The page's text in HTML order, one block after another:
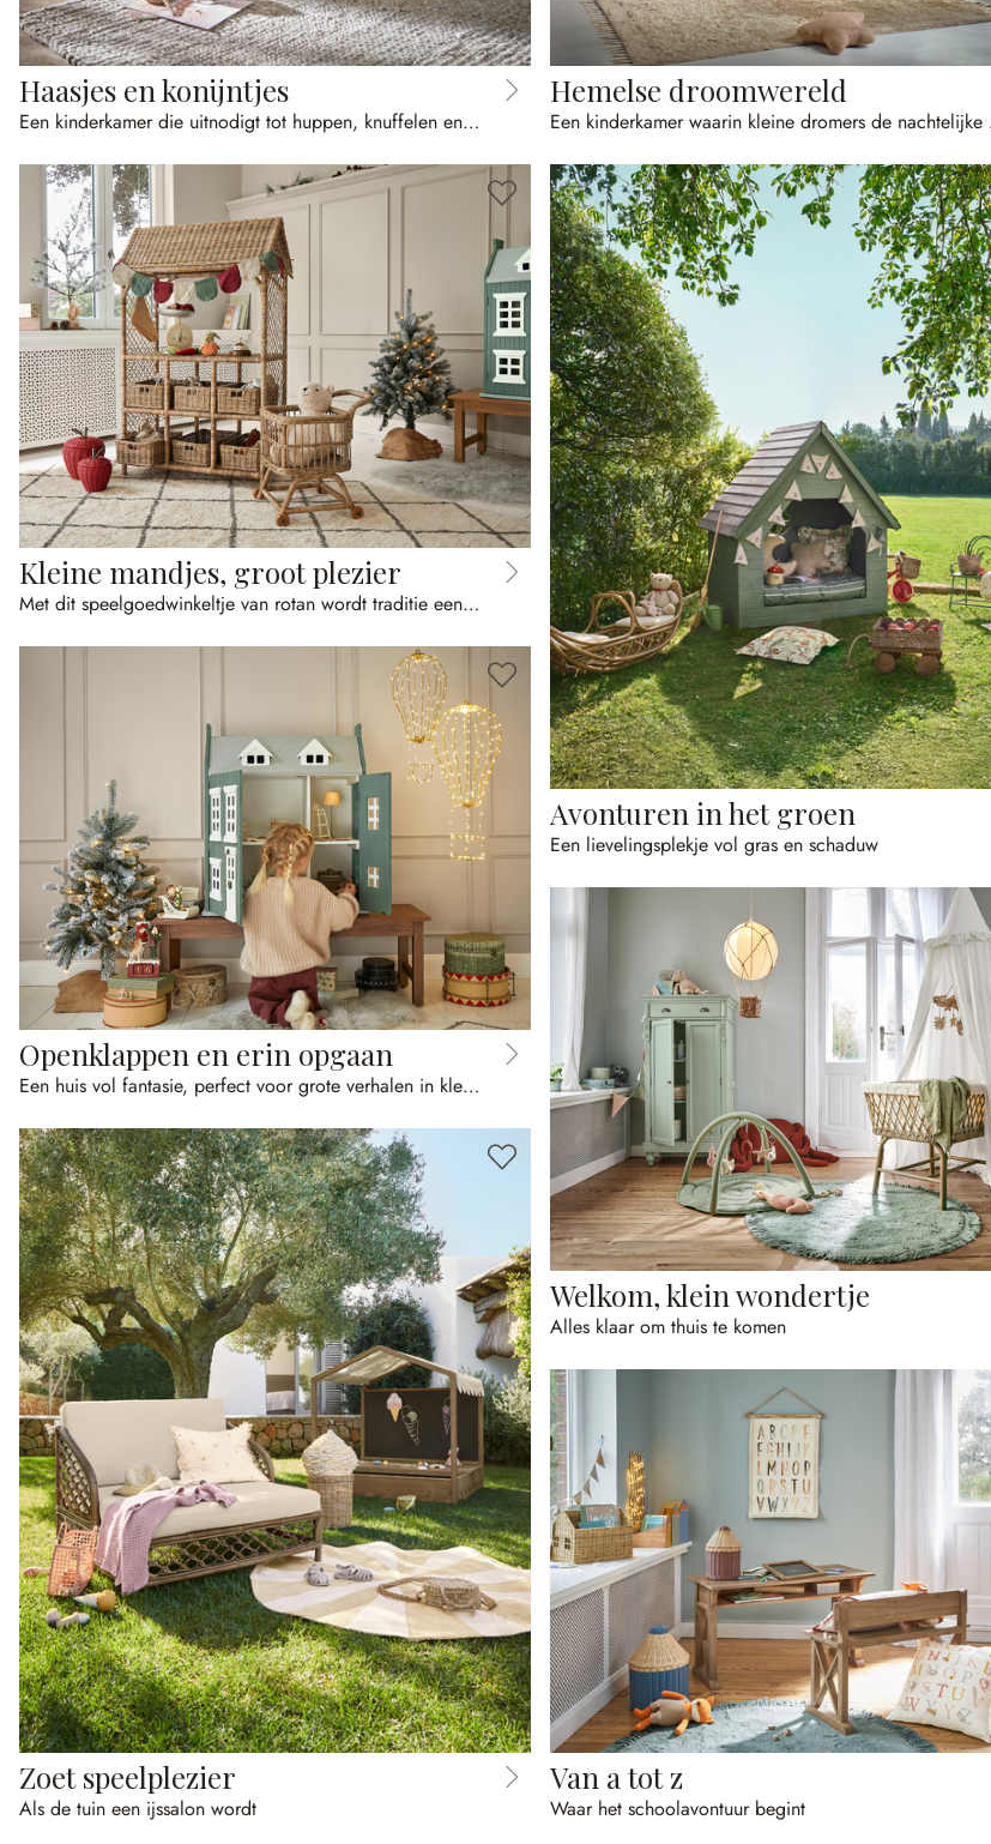
Haasjes en konijntjes
Een kinderkamer die uitnodigt tot huppen, knuffelen en bewonderen
Hemelse droomwereld
Een
Kleine mandjes, groot plezier
Met dit speelgoedwinkeltje van rotan wordt traditie een mooi kinderspel
Avonturen in het groen
Een lievelingsplekje vol gras en schaduw
Openklappen en erin opgaan
Een huis vol fantasie, perfect voor grote verhalen in klein formaat.
Welkom, klein wondertje
Alles klaar om thuis te komen
Zoet speelplezier
Als de tuin een ijssalon wordt
Van a tot z
Waar het schoolavontuur begint